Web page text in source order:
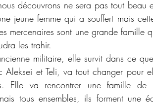
découvrons ne sera pas tout
jeune femme qui a souffert mais
mercenaires sont une grande famille
les trahir.
militaire, elle survit dans ce
Aleksei et Teli, va tout changer pour
Elle va rencontrer une famille
tous ensembles, ils forment une